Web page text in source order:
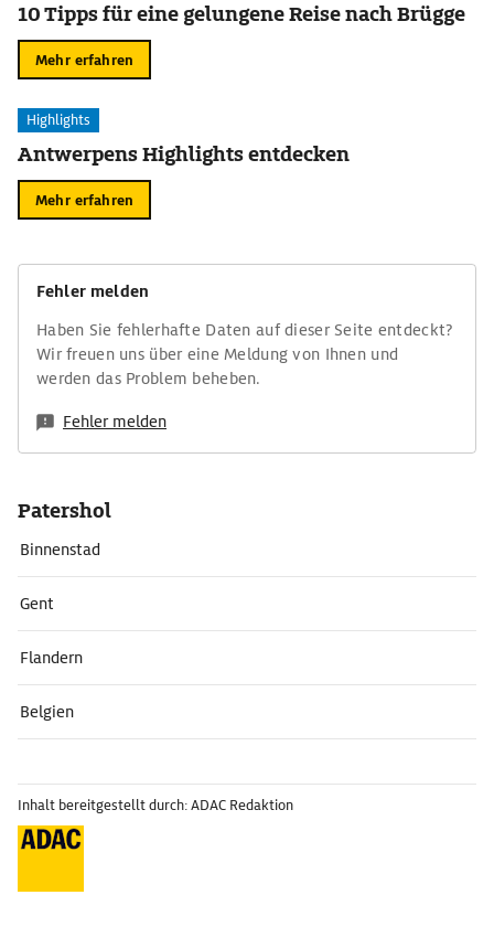
10 Tipps für eine gelungene Reise nach Brügge
Mehr erfahren
Highlights
Antwerpens Highlights entdecken
Mehr erfahren
Fehler melden
Haben Sie fehlerhafte Daten auf dieser Seite entdeckt?
Wir freuen uns über eine Meldung von Ihnen und
werden das Problem beheben.
Fehler melden
Patershol
Binnenstad
Gent
Flandern
Belgien
Inhalt bereitgestellt durch: ADAC Redaktion